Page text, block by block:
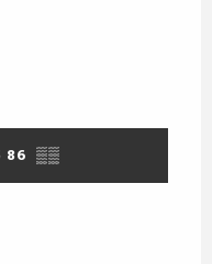
86 ▒▒